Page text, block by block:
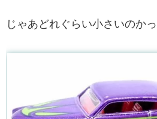
じゃあどれぐらい小さいのか